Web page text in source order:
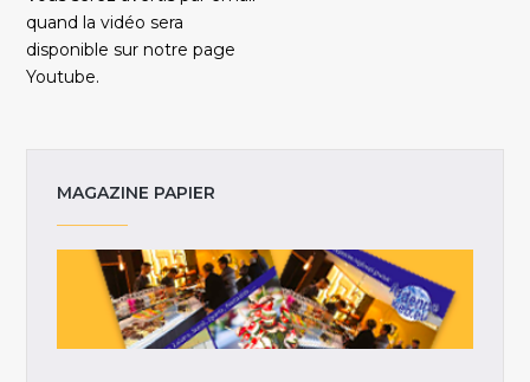
quand la vidéo sera
disponible sur notre page
Youtube.
MAGAZINE PAPIER